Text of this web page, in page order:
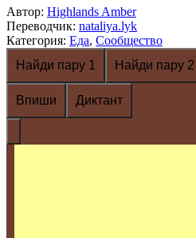
Автор: Highlands Amber
Переводчик: nataliya.lyk
Категория: Еда, Сообщество
Найди пару 1
Найди пару 2
Впиши Диктант